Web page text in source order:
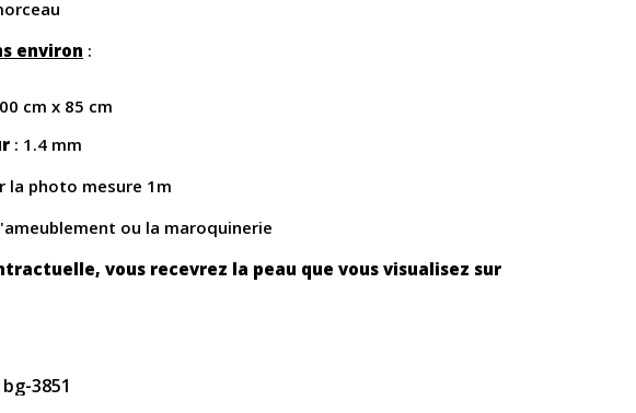
environ :
cm x 85 cm
: 1.4 mm
la photo mesure 1m
ou la maroquinerie
vous recevrez la peau que vous visualisez sur
bg-3851